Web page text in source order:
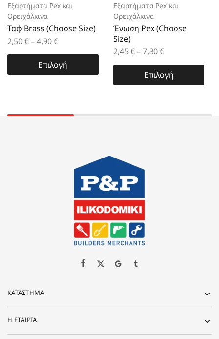
Εξαρτήματα Pex και
Ορειχάλκινα
Ταφ Brass (Choose Size)
2,50€–4,90€
Επιλογή
Εξαρτήματα Pex και
Ορειχάλκινα
Ένωση Pex (Choose
Size)
2,45€ – 7,30€
Επιλογή
ΚΑΤΆΣΤΗΜΑ
Η ΕΤΑΙΡΊΑ